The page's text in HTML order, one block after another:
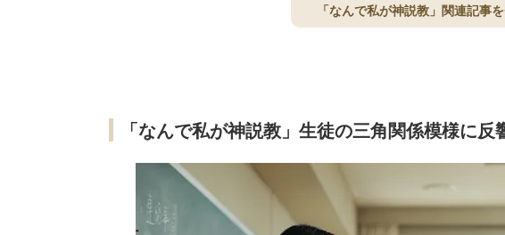
「なんで私が神説教」関連記事
「なんで私が神説教」生徒の三角関係模様に反